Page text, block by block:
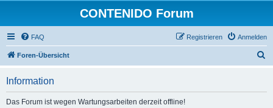
CONTENIDO Forum
FAQ Anmelden
Registrieren
Foren-Übersicht
Information
Das Forum ist wegen Wartungsarbeiten derzeit offline!